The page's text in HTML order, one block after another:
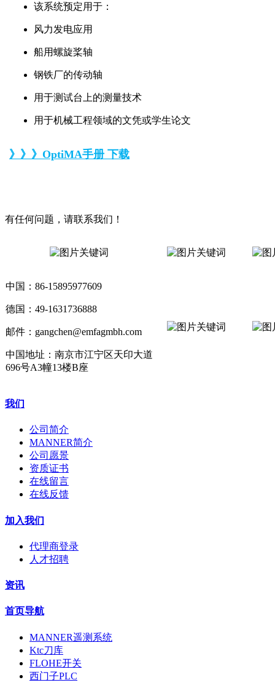
该系统预定用于：
风力发电应用
船用螺旋桨轴
钢铁厂的传动轴
用于测试台上的测量技术
用于机械工程领域的文凭或学生论文
》》》OptiMA手册 下载
有任何问题，请联系我们！
中国：86-15895977609
德国：49-1631736888
邮件：gangchen@emfagmbh.com
中国地址：南京市江宁区天印大道
696号A3幢13楼B座
我们
公司简介
MANNER简介
公司愿景
资质证书
在线留言
在线反馈
加入我们
代理商登录
人才招聘
资讯
首页导航
MANNER遥测系统
Ktc刀库
FLOHE开关
西门子PLC